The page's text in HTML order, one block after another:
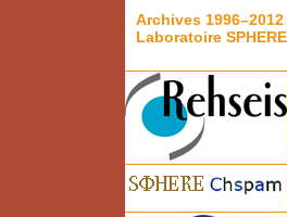
Archives
Laboratoire